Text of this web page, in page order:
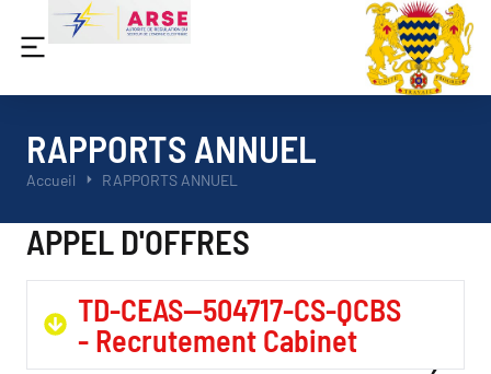
RAPPORTS ANNUEL
Vous êtes ici :
Accueil RAPPORTS ANNUEL
APPEL D'OFFRES
TD-CEAS--504717-CS-QCBS
- Recrutement Cabinet